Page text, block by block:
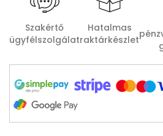
Szakértő
ügyfélszolgálat
Hatalmas
raktárkészlet